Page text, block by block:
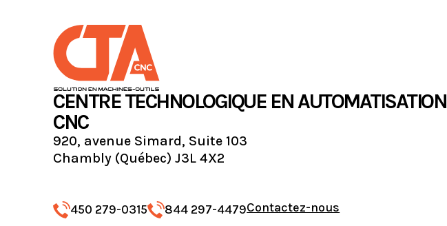
CENTRE TECHNOLOGIQUE EN AUTOMATISATION
CNC
920, avenue Simard, Suite 103
Chambly (Québec) J3L 4X2
450 279-0315 844 297-4479Contactez-nous